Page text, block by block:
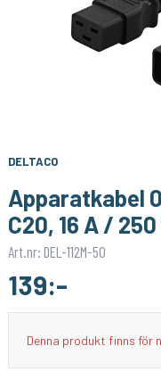
DELTACO
Apparatkabel
C20, 16 A /
Art.nr: DEL-112M-50
139:-
Denna produkt finns för